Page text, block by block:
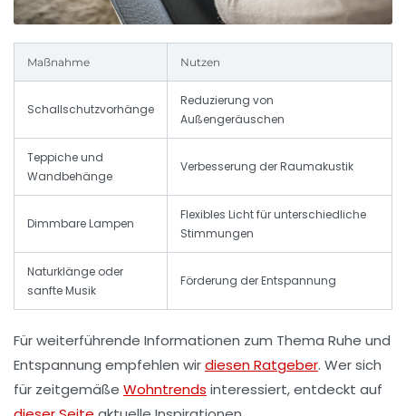
Maßnahme Nutzen
Schallschutzvorhänge
Reduzierung von
Außengeräuschen
Teppiche und
Wandbehänge
Verbesserung der Raumakustik
Dimmbare Lampen
Flexibles Licht für unterschiedliche
Stimmungen
Naturklänge oder
sanfte Musik
Förderung der Entspannung
Für weiterführende Informationen zum Thema Ruhe und
Entspannung empfehlen wirdiesen Ratgeber. Wer sich
für zeitgemäße Wohntrends interessiert, entdeckt auf